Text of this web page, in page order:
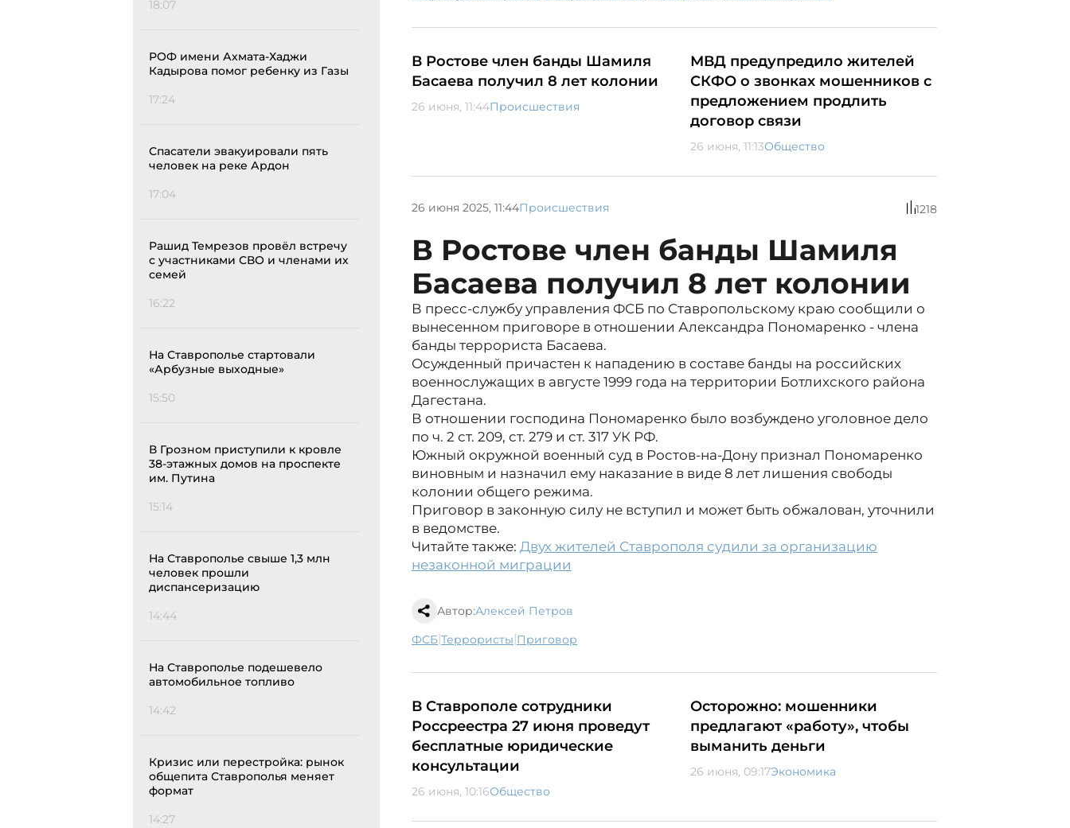
18:07
РОФ имени Ахмата-Хаджи
Кадырова помог ребенку из Газы
17:24
Спасатели эвакуировали пять
человек на реке Ардон
17:04
Рашид Темрезов провёл встречу
с участниками СВО и членами их
семей
16:22
На Ставрополье стартовали
«Арбузные выходные»
15:50
В Грозном приступили к кровле
38-этажных домов на проспекте
им. Путина
15:14
На Ставрополье свыше 1,3 млн
человек прошли
диспансеризацию
14:44
На Ставрополье подешевело
автомобильное топливо
14:42
Кризис или перестройка: рынок
общепита Ставрополья меняет
формат
14:27
В Ростове член банды Шамиля
Басаева получил 8 лет колонии
26 июня, 11:44Происшествия
МВД предупредило жителей
СКФО о звонках мошенников с
предложением продлить
договор связи
26 июня, 11:13Общество
26 июня 2025, 11:44Происшествия 1218
В Ростове член банды Шамиля
Басаева получил 8 лет колонии
В пресс-службу управления ФСБ по Ставропольскому краю сообщили о
вынесенном приговоре в отношении Александра Пономаренко - члена
банды террориста Басаева.
Осужденный причастен к нападению в составе банды на российских
военнослужащих в августе 1999 года на территории Ботлихского района
Дагестана.
В отношении господина Пономаренко было возбуждено уголовное дело
по ч. 2 ст. 209, ст. 279 и ст. 317 УК РФ.
Южный окружной военный суд в Ростов-на-Дону признал Пономаренко
виновным и назначил ему наказание в виде 8 лет лишения свободы
колонии общего режима.
Приговор в законную силу не вступил и может быть обжалован, уточнили
в ведомстве.
Читайте также: Двух жителей Ставрополя судили за организацию
незаконной миграции
Автор:Алексей Петров
ФСБ| террористы| приговор
В Ставрополе сотрудники
Россреестра 27 июня проведут
бесплатные юридические
консультации
26 июня, 10:16Общество
Осторожно: мошенники
предлагают «работу», чтобы
выманить деньги
26 июня, 09:17Экономика